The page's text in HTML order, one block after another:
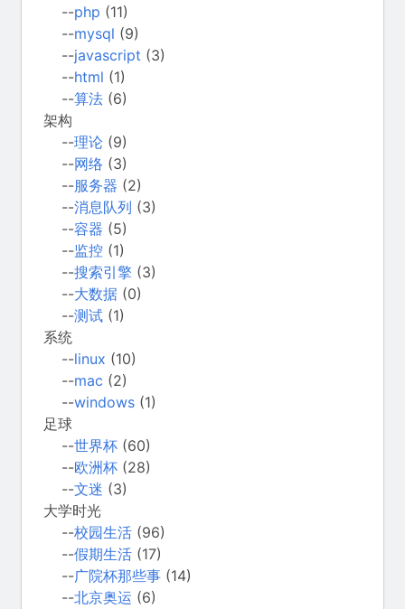
--php (11)
--mysql (9)
--javascript (3)
--html (1)
--算法 (6)
架构
--理论 (9)
--网络 (3)
--服务器 (2)
--消息队列 (3)
--容器 (5)
--监控 (1)
--搜索引擎 (3)
--大数据 (0)
--测试 (1)
系统
--linux (10)
--mac (2)
--windows (1)
足球
--世界杯 (60)
--欧洲杯 (28)
--文迷 (3)
大学时光
--校园生活 (96)
--假期生活 (17)
--广院杯那些事 (14)
--北京奥运 (6)